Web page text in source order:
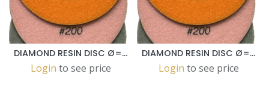
DIAMOND RESIN DISC Ø=150 - GRAIN 200
Login to see price
DIAMOND RESIN DISC Ø=150 - GRAIN 100
Login to see price